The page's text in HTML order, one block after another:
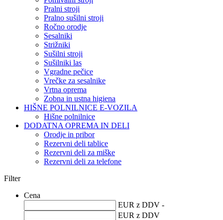
Pralni stroji
Pralno sušilni stroji
Ročno orodje
Sesalniki
Strižniki
Sušilni stroji
Sušilniki las
Vgradne pečice
Vrečke za sesalnike
Vrtna oprema
Zobna in ustna higiena
HIŠNE POLNILNICE E-VOZILA
Hišne polnilnice
DODATNA OPREMA IN DELI
Orodje in pribor
Rezervni deli tablice
Rezervni deli za miške
Rezervni deli za telefone
Filter
Cena
EUR z DDV -
EUR z DDV